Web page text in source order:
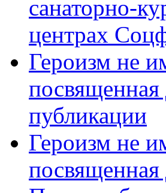
санаторно-
центрах
Героизм не
публикации
Героизм не